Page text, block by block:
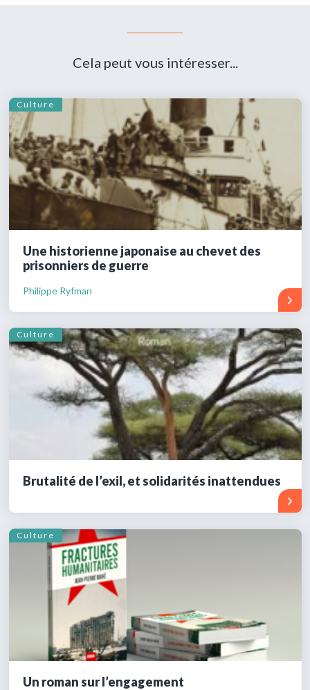
Cela peut vous intéresser...
Culture
Une historienne japonaise au chevet des
prisonniers de guerre
Philippe Ryfman
Culture
Brutalité de l’exil, et solidarités inattendues
Culture
Un roman sur l’engagement